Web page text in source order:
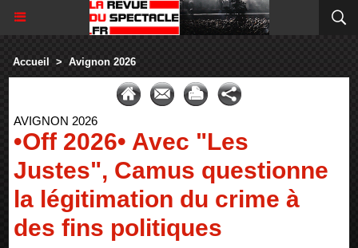
Accueil > Avignon 2026
AVIGNON 2026
•Off 2026• Avec "Les
Justes", Camus questionne
la légitimation du crime à
des fins politiques